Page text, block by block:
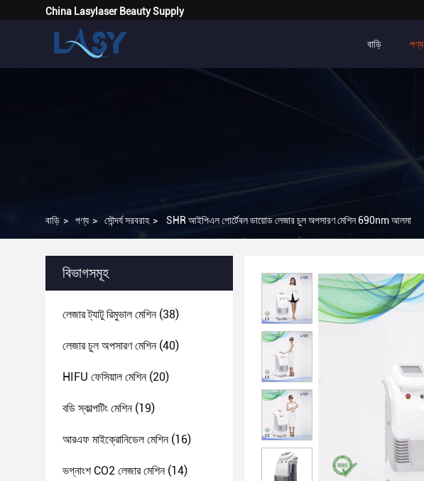
China Lasylaser Beauty Supply
বাড়ি পণ্য
বাড়ি > পণ্য > সৌন্দর্য সরবরাহ > SHR আইপিএল পোর্টেবল ডায়োড লেজার চুল অপসারণ মেশিন 690nm আলমা
বিভাগসমূহ
লেজার ট্যাটু রিমুভাল মেশিন(38)
লেজার চুল অপসারণ মেশিন(40)
HIFU ফেসিয়াল মেশিন(20)
বডি স্কাল্পটিং মেশিন(19)
আরএফ মাইক্রোনিডেল মেশিন(16)
ভগ্নাংশ CO2 লেজার মেশিন(14)